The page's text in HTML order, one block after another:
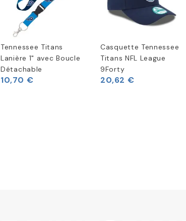
Tennessee Titans
Lanière 1" avec Boucle
Détachable
10,70 €
Casquette Tennessee
Titans NFL League
9Forty
20,62 €